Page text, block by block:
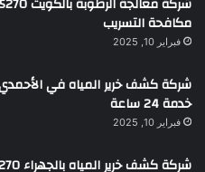
مكافحة التسريب
فبراير 10, 2025
خدمة 24 ساعة
فبراير 10, 2025